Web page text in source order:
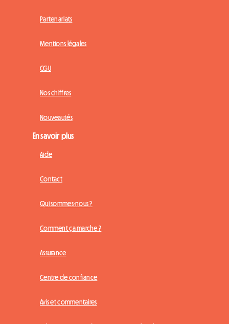
Partenariats
Mentions légales
CGU
Nos chiffres
Nouveautés
En savoir plus
Aide
Contact
Qui sommes-nous ?
Comment ça marche ?
Assurance
Centre de confiance
Avis et commentaires